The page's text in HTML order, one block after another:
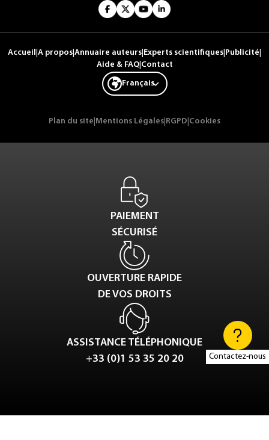
Contactez-nous
Accueil A propos Annuaire auteurs Experts scientifiques Publicité
Aide & FAQ| Contact
Français
Plan du site Mentions Légales RGPD Cookies
PAIEMENT
SÉCURISÉ
OUVERTURE RAPIDE
DE VOS DROITS
ASSISTANCE TÉLÉPHONIQUE
+33 (0)1 53 35 20 20